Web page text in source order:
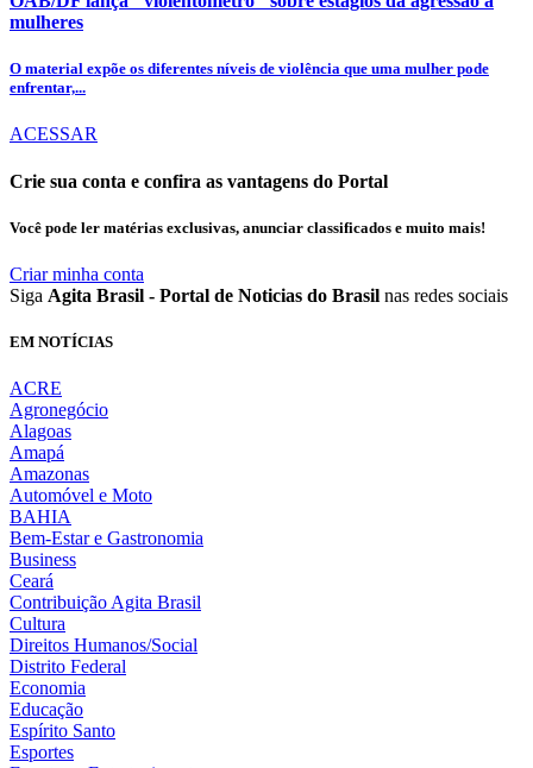
mulheres
O material expõe os diferentes níveis de violência que uma mulher pode
enfrentar,...
ACESSAR
Crie sua conta e confira as vantagens do Portal
Você pode ler matérias exclusivas, anunciar classificados e muito mais!
Criar minha conta
Siga Agita Brasil - Portal de Noticias do Brasil nas redes sociais
EM NOTÍCIAS
ACRE
Agronegócio
Alagoas
Amapá
Amazonas
Automóvel e Moto
BAHIA
Bem-Estar e Gastronomia
Business
Ceará
Contribuição Agita Brasil
Cultura
Direitos Humanos/Social
Distrito Federal
Economia
Educação
Espírito Santo
Esportes